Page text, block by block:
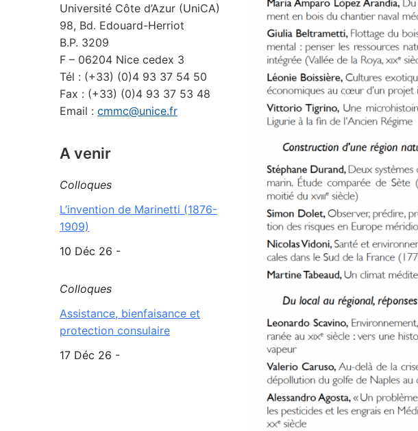
Université Côte d’Azur (UniCA)
98, Bd. Edouard-Herriot
B.P. 3209
F – 06204 Nice cedex 3
Tél : (+33) (0)4 93 37 54 50
Fax : (+33) (0)4 93 37 53 48
Email : cmmc@unice.fr
A venir
Colloques
L’invention de Marinetti (1876-
1909)
10 Déc 26 -
Colloques
Assistance, bienfaisance et
protection consulaire
17 Déc 26 -